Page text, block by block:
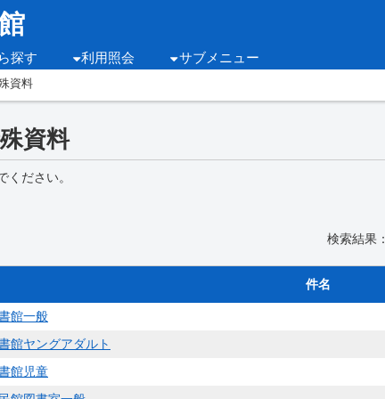
探す 利用照会 サブメニュー
資料
資料
ください。
検索結果：
件名
館一般
館ヤングアダルト
館児童